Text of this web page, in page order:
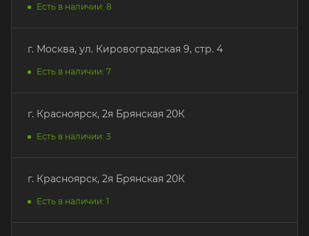
Есть в наличии: 8
г. Москва, ул. Кировоградская 9, стр. 4
Есть в наличии: 7
г. Красноярск, 2я Брянская 20К
Есть в наличии: 3
г. Красноярск, 2я Брянская 20К
Есть в наличии: 1